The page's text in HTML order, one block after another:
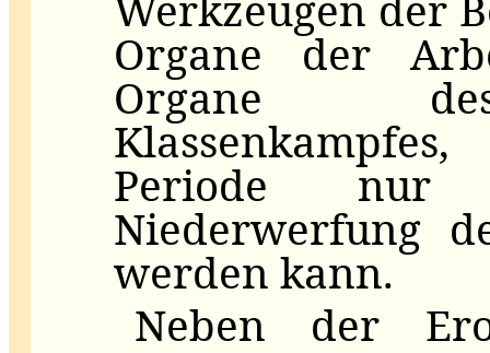
Organe der
Organe
Periode
Niederwerfung
werden kann.
Neben der